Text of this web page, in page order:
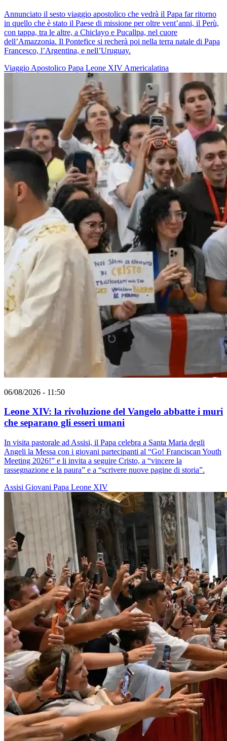
Annunciato il sesto viaggio apostolico che vedrà il Papa far ritorno
in quello che è stato il Paese di missione per oltre vent’anni, il Perù,
con tappa, tra le altre, a Chiclayo e Pucallpa, nel cuore
dell’Amazzonia. Il Pontefice si recherà poi nella terra natale di Papa
Francesco, l’Argentina, e nell’Uruguay.
Viaggio Apostolico Papa Leone XIV Americalatina
06/08/2026 - 11:50
Leone XIV: la rivoluzione del Vangelo abbatte i muri
che separano gli esseri umani
In visita pastorale ad Assisi, il Papa celebra a Santa Maria degli
Angeli la Messa con i giovani partecipanti al “Go! Franciscan Youth
Meeting 2026!” e li invita a seguire Cristo, a “vincere la
rassegnazione e la paura” e a “scrivere nuove pagine di storia”.
Assisi Giovani Papa Leone XIV